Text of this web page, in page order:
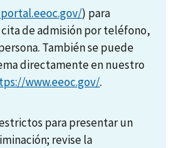
) para
de admisión por teléfono,
También se puede
directamente en nuestro
www.eeoc.gov/.
para presentar un
revise la